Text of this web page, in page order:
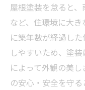
アフターサー
屋根塗装
屋根塗装
法
屋根塗装
屋根塗装を怠ると
など、住環境に大
に築年数が経過し
しやすいため、塗
によって外観の美
の安心・安全を守る